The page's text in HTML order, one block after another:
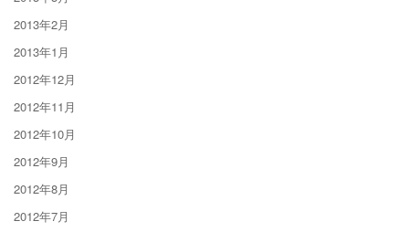
2013年2月
2013年1月
2012年12月
2012年11月
2012年10月
2012年9月
2012年8月
2012年7月